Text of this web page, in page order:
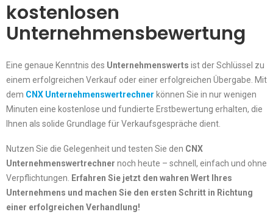
kostenlosen
Unternehmensbewertung
Eine genaue Kenntnis des Unternehmenswerts ist der Schlüssel zu
einem erfolgreichen Verkauf oder einer erfolgreichen Übergabe. Mit
dem CNX Unternehmenswertrechner können Sie in nur wenigen
Minuten eine kostenlose und fundierte Erstbewertung erhalten, die
Ihnen als solide Grundlage für Verkaufsgespräche dient.
Nutzen Sie die Gelegenheit und testen Sie den CNX
Unternehmenswertrechner noch heute – schnell, einfach und ohne
Verpflichtungen.
Erfahren Sie jetzt den wahren Wert Ihres
Unternehmens und machen Sie den ersten Schritt in Richtung
einer erfolgreichen Verhandlung!